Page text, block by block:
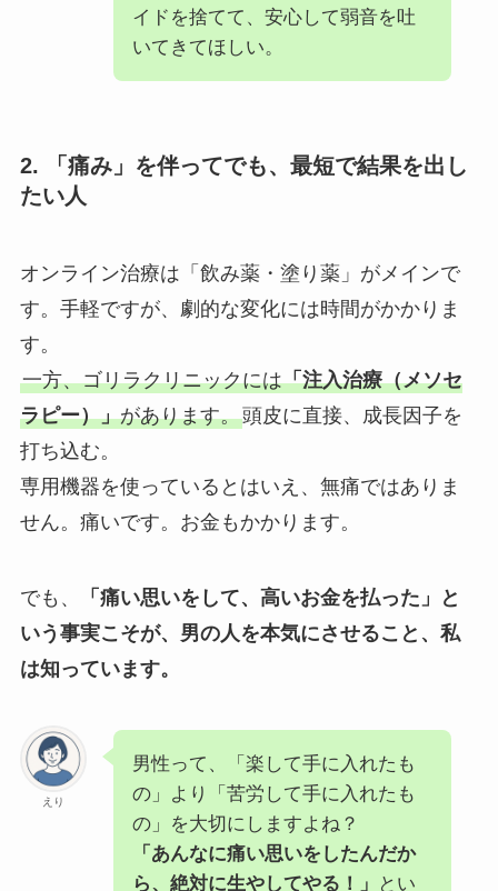
イドを捨てて、安心して弱音を吐
いてきてほしい。
2. 「痛み」を伴ってでも、最短で結果を出し
たい人
オンライン治療は「飲み薬・塗り薬」がメインで
す。手軽ですが、劇的な変化には時間がかかりま
す。
一方、ゴリラクリニックには「注入治療（メソセ
ラピー）」があります。頭皮に直接、成長因子を
打ち込む。
専用機器を使っているとはいえ、無痛ではありま
せん。痛いです。お金もかかります。
でも、
「痛い思いをして、高いお金を払った」と
いう事実こそが、男の人を本気にさせること、私
は知っています。
えり
男性って、「楽して手に入れたも
の」より「苦労して手に入れたも
の」を大切にしますよね？
「あんなに痛い思いをしたんだか
ら、絶対に生やしてやる！」
とい